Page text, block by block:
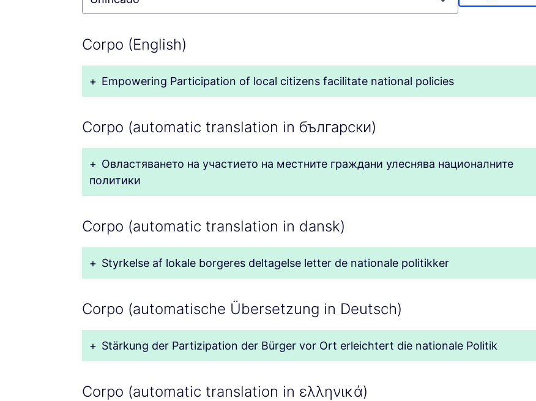
Corpo (English)
+ Empowering Participation of local citizens facilitate national policies
Corpo (automatic translation in български)
+ Овластяването на участието на местните граждани улеснява националните
политики
Corpo (automatic translation in dansk)
+ Styrkelse af lokale borgeres deltagelse letter de nationale politikker
Corpo (automatische Übersetzung in Deutsch)
+ Stärkung der Partizipation der Bürger vor Ort erleichtert die nationale Politik
Corpo (automatic translation in ελληνικά)